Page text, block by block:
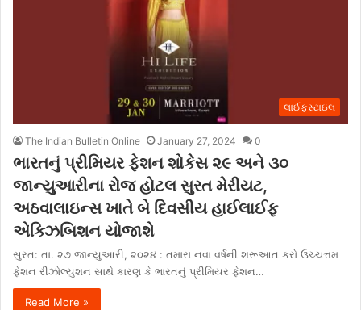
લાઈફસ્ટાઇલ
The Indian Bulletin Online January 27, 2024 0
ભારતનું પ્રીમિયર ફેશન શોકેસ ૨૯ અને ૩૦
જાન્યુઆરીના રોજ હોટલ સુરત મેરીયટ,
અઠવાલાઇન્સ ખાતે બે દિવસીય હાઈલાઈફ
એક્ઝિબિશન યોજાશે
સુરત: તા. ૨૭ જાન્યુઆરી, ૨૦૨૪ : તમારા નવા વર્ષની શરૂઆત કરો ઉચ્ચત્તમ
ફેશન રીઝોલ્યુશન સાથે કારણ કે ભારતનું પ્રીમિયર ફેશન…
Read More »